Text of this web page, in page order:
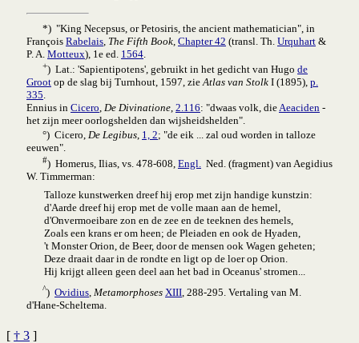
*) "King Necepsus, or Petosiris, the ancient mathematician", in
François Rabelais The Fifth Book Chapter 42 (transl. Th. Urquhart &
P. A. Motteux), 1e ed. 1564
+) Lat.: 'Sapientipotens', gebruikt in het gedicht van Hugo de
Groot op de slag bij Turnhout, 1597, zieAtlas van Stolk I (1895), p.
335.
Ennius in Cicero, De Divinatione, 2.116: "dwaas volk, dieAeaciden -
het zijn meer oorlogs­helden dan wijsheids­helden".
°) Cicero, De Legibus, 1, 2; "de eik ... zal oud worden in talloze
eeuwen".
#) Homerus, Ilias, vs. 478-608 Engl.
Ned. (fragment) van Aegidius
W. Timmerman:
Talloze kunstwerken dreef hij erop met zijn handige kunstzin:
d'Aarde dreef hij erop met de volle maan aan de hemel,
d'Onvermoeibare zon en de zee en de teeknen des hemels,
Zoals een krans er om heen; de Pleiaden en ook de Hyaden,
't Monster Orion, de Beer, door de mensen ook Wagen geheten;
Deze draait daar in de rondte en ligt op de loer op Orion.
Hij krijgt alleen geen deel aan het bad in Oceanus' stromen...
^) Ovidius Metamorphoses XIII , 288-295. Vertaling van M.
d'Hane-Scheltema.
[ † 3 ]